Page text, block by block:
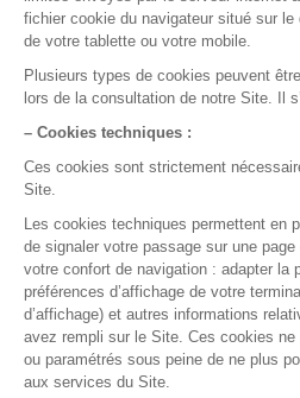
Prêt à nous
Essayez gratuitement ou
Test gratuit